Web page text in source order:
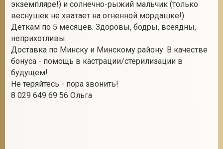
экземпляре!) и солнечно-рыжий мальчик (только
веснушек не хватает на огненной мордашке!).
Деткам по 5 месяцев. Здоровы, бодры, всеядны,
неприхотливы.
Доставка по Минску и Минскому району. В качестве
бонуса - помощь в кастрации/стерилизации в
будущем!
Не теряйтесь - пора звонить!
8 029 649 69 56 Ольга